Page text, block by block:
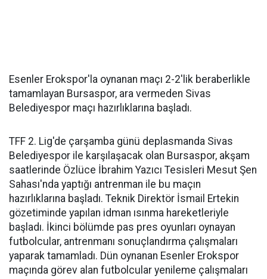
Esenler Erokspor'la oynanan maçı 2-2'lik beraberlikle
tamamlayan Bursaspor, ara vermeden Sivas
Belediyespor maçı hazırlıklarına başladı.
TFF 2. Lig'de çarşamba günü deplasmanda Sivas
Belediyespor ile karşılaşacak olan Bursaspor, akşam
saatlerinde Özlüce İbrahim Yazıcı Tesisleri Mesut Şen
Sahası'nda yaptığı antrenman ile bu maçın
hazırlıklarına başladı. Teknik Direktör İsmail Ertekin
gözetiminde yapılan idman ısınma hareketleriyle
başladı. İkinci bölümde pas pres oyunları oynayan
futbolcular, antrenmanı sonuçlandırma çalışmaları
yaparak tamamladı. Dün oynanan Esenler Erokspor
maçında görev alan futbolcular yenileme çalışmaları